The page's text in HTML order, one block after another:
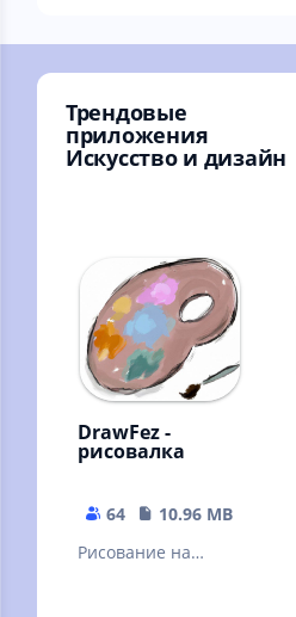
Трендовые
приложения
Искусство и дизайн
DrawFez -
рисовалка
64
10.96 MB
Рисование на